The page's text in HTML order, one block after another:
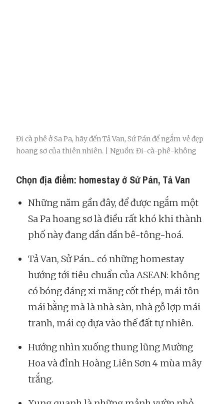
Đi cà phê ở Sa Pa, hãy đến Tả Van, Sứ Pán để ngắm vẻ đẹp
hoang sơ của thiên nhiên. | Nguồn: Đi-cà-phê-không
Chọn địa điểm: homestay ở Sử Pán, Tả Van
Những năm gần đây, để được ngắm một
Sa Pa hoang sơ là điều rất khó khi thành
phố này đang dần dần bê-tông-hoá.
Tả Van, Sử Pán... có những homestay
hướng tới tiêu chuẩn của ASEAN: không
có bóng dáng xi măng cốt thép, mái tôn
mái bằng mà là nhà sàn, nhà gỗ lợp mái
tranh, mái cọ dựa vào thế đất tự nhiên.
Hướng nhìn xuống thung lũng Mường
Hoa và đỉnh Hoàng Liên Sơn 4 mùa mây
trắng.